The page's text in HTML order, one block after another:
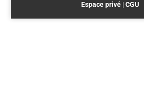
Espace privé|CGU